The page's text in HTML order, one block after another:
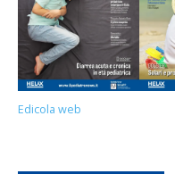
Edicola web